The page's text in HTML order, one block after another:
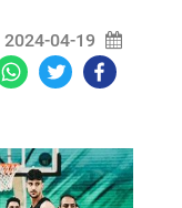
2024-04-19 07:01:51
Facebook
Twitter